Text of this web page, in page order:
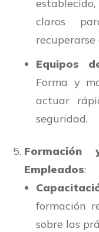
claros
Equipos
Forma y
actuar
seguridad.
Formación
Empleados:
formación
sobre las